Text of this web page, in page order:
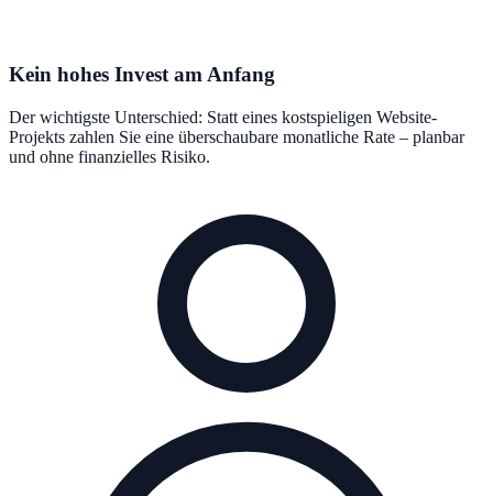
Kein hohes Invest am Anfang
Der wichtigste Unterschied: Statt eines kostspieligen Website-
Projekts zahlen Sie eine überschaubare monatliche Rate – planbar
und ohne finanzielles Risiko.